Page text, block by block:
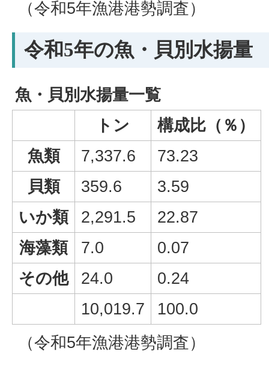
（令和5年漁港港勢調査）
令和5年の魚・貝別水揚量
魚・貝別水揚量一覧
トン
構成比（％）
魚類
7,337.6
73.23
貝類
359.6
3.59
いか類
2,291.5
22.87
海藻類
7.0
0.07
その他
24.0
0.24
10,019.7
100.0
（令和5年漁港港勢調査）